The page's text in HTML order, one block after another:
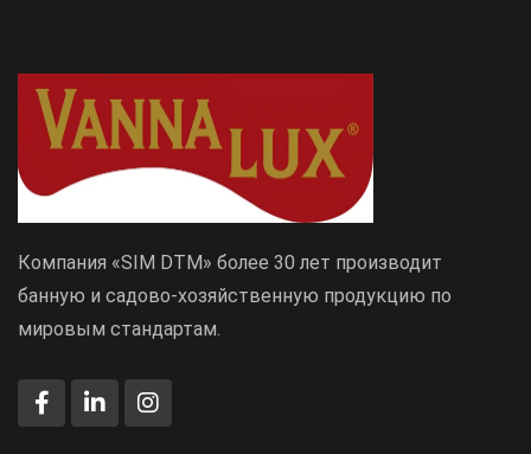
Компания «SIM DTM» более 30 лет производит
банную и садово-хозяйственную продукцию по
мировым стандартам.